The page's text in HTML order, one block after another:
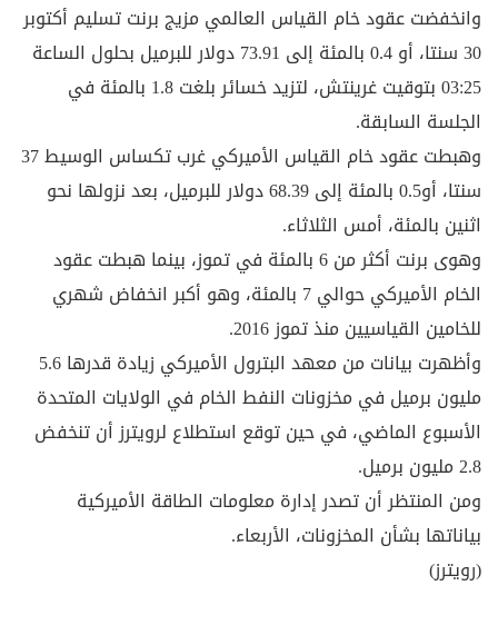
وانخفضت عقود خام القياس العالمي مزيج برنت تسليم أكتوبر
30 سنتا، أو 0.4 بالمئة إلى 73.91 دولار للبرميل بحلول الساعة
03:25 بتوقيت غرينتش، لتزيد خسائر بلغت 1.8 بالمئة في
الجلسة السابقة.
وهبطت عقود خام القياس الأميركي غرب تكساس الوسيط 37
سنتا، أو0.5 بالمئة إلى 68.39 دولار للبرميل، بعد نزولها نحو
اثنين بالمئة، أمس الثلاثاء.
وهوى برنت أكثر من 6 بالمئة في تموز، بينما هبطت عقود
الخام الأميركي حوالي 7 بالمئة، وهو أكبر انخفاض شهري
للخامين القياسيين منذ تموز 2016.
وأظهرت بيانات من معهد البترول الأميركي زيادة قدرها 5.6
مليون برميل في مخزونات النفط الخام في الولايات المتحدة
الأسبوع الماضي، في حين توقع استطلاع لرويترز أن تنخفض
2.8 مليون برميل.
ومن المنتظر أن تصدر إدارة معلومات الطاقة الأميركية
بياناتها بشأن المخزونات، الأربعاء.
(رويترز)